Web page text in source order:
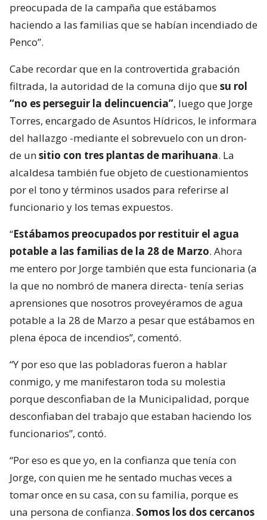
preocupada de la campaña que estábamos
haciendo a las familias que se habían incendiado de
Penco”.
Cabe recordar que en la controvertida grabación
filtrada, la autoridad de la comuna dijo quesu rol
“no es perseguir la delincuencia”, luego que Jorge
Torres, encargado de Asuntos Hídricos, le informara
del hallazgo -mediante el sobrevuelo con un dron-
de unsitio con tres plantas de marihuana. La
alcaldesa también fue objeto de cuestionamientos
por el tono y términos usados para referirse al
funcionario y los temas expuestos.
“Estábamos preocupados por restituir el agua
potable a las familias de la 28 de Marzo. Ahora
me entero por Jorge también que esta funcionaria (a
la que no nombró de manera directa- tenía serias
aprensiones que nosotros proveyéramos de agua
potable a la 28 de Marzo a pesar que estábamos en
plena época de incendios”, comentó.
“Y por eso que las pobladoras fueron a hablar
conmigo, y me manifestaron toda su molestia
porque desconfiaban de la Municipalidad, porque
desconfiaban del trabajo que estaban haciendo los
funcionarios”, contó.
“Por eso es que yo, en la confianza que tenía con
Jorge, con quien me he sentado muchas veces a
tomar once en su casa, con su familia, porque es
una persona de confianza. Somos los dos cercanos